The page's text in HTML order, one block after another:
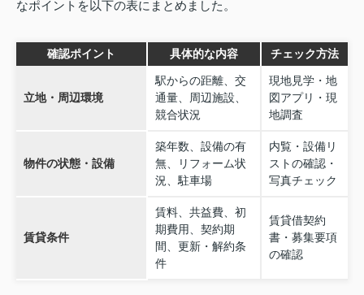
なポイントを以下の表にまとめました。
確認ポイント 具体的な内容 チェック方法
立地・周辺環境
駅からの距離、交
通量、周辺施設、
競合状況
現地見学・地
図アプリ・現
地調査
物件の状態・設備
築年数、設備の有
無、リフォーム状
況、駐車場
内覧・設備リ
ストの確認・
写真チェック
賃貸条件
賃料、共益費、初
期費用、契約期
間、更新・解約条
件
賃貸借契約
書・募集要項
の確認